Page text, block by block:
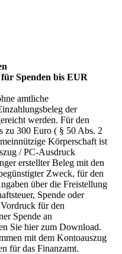
Spenden bis EUR
amtliche
der
werden. Für den
zu 300 Euro ( § 50 Abs. 2
Körperschaft ist
/ PC-Ausdruck
erstellter Beleg mit den
Zweck, für den
über die Freistellung
Spende oder
für den
Spende an
Sie hier zum Download.
mit dem Kontoauszug
für das Finanzamt.